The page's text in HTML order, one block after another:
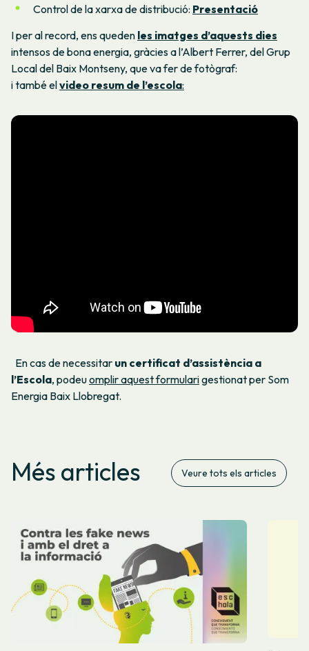
Control de la xarxa de distribució: Presentació
I per al record, ens queden les imatges d’aquests dies
intensos de bona energia, gràcies a l’Albert Ferrer, del Grup
Local del Baix Montseny, que va fer de fotògraf:
i també elvideo resum de l’escola:
En cas de necessitar un certificat d’assistència a
l’Escola, podeuomplir aquest formularigestionat per Som
Energia Baix Llobregat.
Més articles Veure tots els articles